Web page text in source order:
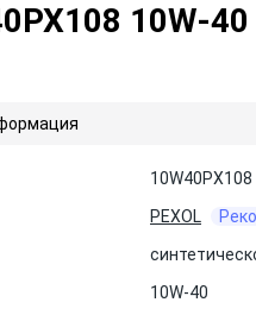
10W-40
10W40PX108
PEXOL
10W-40